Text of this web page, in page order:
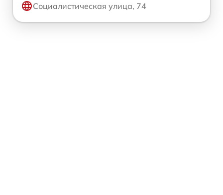
Социалистическая улица, 74